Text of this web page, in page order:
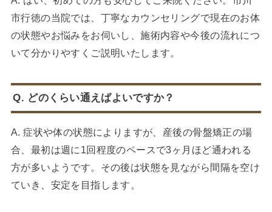
市行徳の当院では、丁寧なカウンセリングで現在のお体
の状態やお悩みをお伺いし、施術内容や今後の流れにつ
いて分かりやすくご説明いたします。
Q. どのくらい通えばよいですか？
A. 症状や体の状態によりますが、産後の骨盤矯正の場
合、最初は週に1回程度のペースで3ヶ月ほど通われる
方が多いようです。その後は状態を見ながら間隔を空け
ていき、安定を目指します。